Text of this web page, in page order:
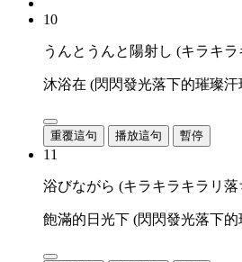
10
うんとうんと陽射し (キラキ
沐浴在 (閃閃發光落下的璀璨汗
重覆這句 播放這句 暫停
11
浴びながら (キラキラキラリ
飽滿的日光下 (閃閃發光落下